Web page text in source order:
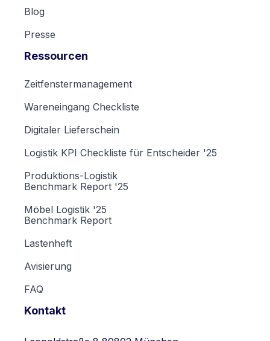
Blog
Presse
Ressourcen
Zeitfenstermanagement
Wareneingang Checkliste
Digitaler Lieferschein
Logistik KPI Checkliste für Entscheider '25
Produktions-Logistik
Benchmark Report '25
Möbel Logistik '25
Benchmark Report
Lastenheft
Avisierung
FAQ
Kontakt